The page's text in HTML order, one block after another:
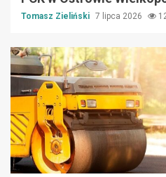
Tomasz Zieliński 7 lipca 2026